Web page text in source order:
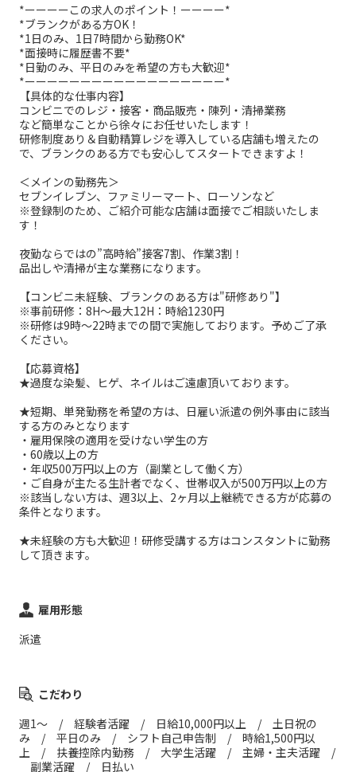
*ーーーーこの求人のポイント！ーーーー*
*ブランクがある方OK！
*1日のみ、1日7時間から勤務OK*
*面接時に履歴書不要*
*日勤のみ、平日のみを希望の方も大歓迎*
*ーーーーーーーーーーーーーーーーーー*
【具体的な仕事内容】
コンビニでのレジ・接客・商品販売・陳列・清掃業務
など簡単なことから徐々にお任せいたします！
研修制度あり＆自動精算レジを導入している店舗も増えたの
で、ブランクのある方でも安心してスタートできますよ！
＜メインの勤務先＞
セブンイレブン、ファミリーマート、ローソンなど
※登録制のため、ご紹介可能な店舗は面接でご相談いたしま
す！
夜勤ならではの”高時給”接客7割、作業3割！
品出しや清掃が主な業務になります。
【コンビニ未経験、ブランクのある方は"研修あり"】
※事前研修：8H～最大12H：時給1230円
※研修は9時～22時までの間で実施しております。予めご了承
ください。
【応募資格】
★過度な染髪、ヒゲ、ネイルはご遠慮頂いております。
★短期、単発勤務を希望の方は、日雇い派遣の例外事由に該当
する方のみとなります
・雇用保険の適用を受けない学生の方
・60歳以上の方
・年収500万円以上の方（副業として働く方）
・ご自身が主たる生計者でなく、世帯収入が500万円以上の方
※該当しない方は、週3以上、2ヶ月以上継続できる方が応募の
条件となります。
★未経験の方も大歓迎！研修受講する方はコンスタントに勤務
して頂きます。
雇用形態
派遣
こだわり
週1～ / 経験者活躍 / 日給10,000円以上 / 土日祝の
み / 平日のみ / シフト自己申告制 / 時給1,500円以
上 / 扶養控除内勤務 / 大学生活躍 / 主婦・主夫活躍 /
副業活躍 / 日払い